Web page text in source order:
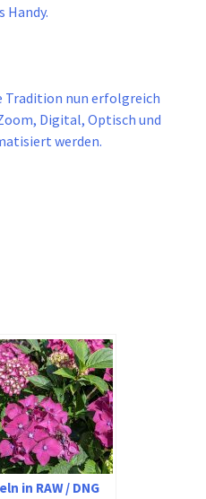
Handy.
Tradition nun erfolgreich
Digital, Optisch und
werden.
in RAW / DNG